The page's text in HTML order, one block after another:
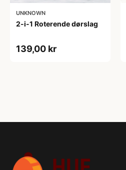
UNKNOWN
2-i-1 Roterende dørslag
139,00 kr